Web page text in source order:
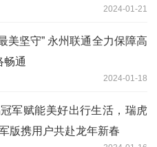
2024-01-21
美坚守” 永州联通全力保障高
畅通
2024-01-18
军赋能美好出行生活，瑞虎
版携用户共赴龙年新春